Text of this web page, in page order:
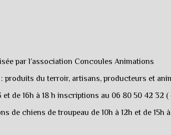
par l’association Concoules Animations
produits du terroir, artisans, producteurs et
et de 16h à 18 h inscriptions au 06 80 50 42 32
de chiens de troupeau de 10h à 12h et de 15h à